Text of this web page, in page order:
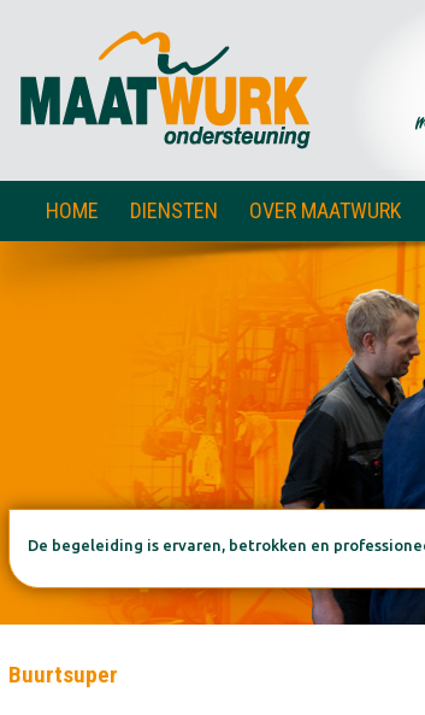
HOME DIENSTEN OVER MAATWURK
De begeleiding is ervaren, betrokken en
Buurtsuper